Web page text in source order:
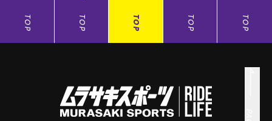
TOP TOP TOP TOP TOP